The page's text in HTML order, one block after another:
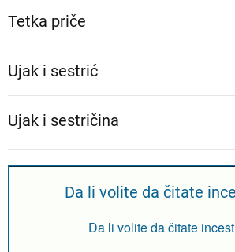
Tetka priče
Ujak i sestrić
Ujak i sestričina
Da li volite da čitate
Da li volite da čitate